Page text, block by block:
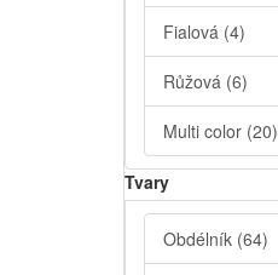
Fialová (4)
Růžová (6)
Multi color (20)
Tvary
Obdélník (64)